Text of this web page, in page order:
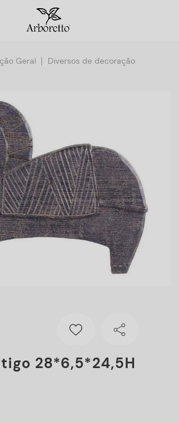
Geral Diversos de decoração
28*6,5*24,5H